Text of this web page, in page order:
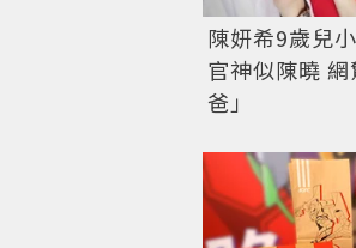
陳妍希9歲兒
官神似陳曉
爸」